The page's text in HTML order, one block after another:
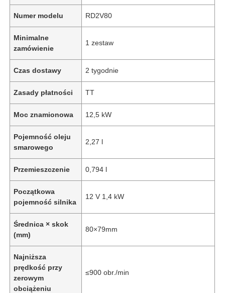
Numer modelu RD2V80
Minimalne
zamówienie
1 zestaw
Czas dostawy 2 tygodnie
Zasady płatności TT
Moc znamionowa 12,5 kW
Pojemność oleju
smarowego
2,27 l
Przemieszczenie 0,794 l
Początkowa
pojemność silnika
12 V 1,4 kW
Średnica × skok
(mm)
80×79mm
Najniższa
prędkość przy
zerowym
obciążeniu
≤900 obr./min